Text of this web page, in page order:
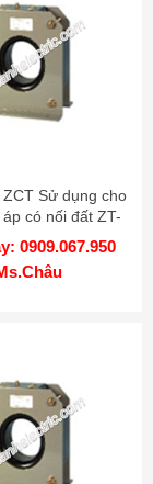
ZCT Sử dụng cho
có nối đất ZT-
W Mitsubishi
0909.067.950